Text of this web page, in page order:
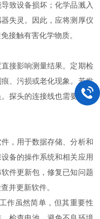
致设备损坏；化学品溅入
失灵。因此，应将测厚仪
接触有害化学物质。
接影响测量结果。定期检
、污损或老化现象。若发
探头的连接线也需要定期
，用于数据存储、分析和
备的操作系统和相关应用
件更新包，修复已知问题
并更新软件。
虽然简单，但其重要性